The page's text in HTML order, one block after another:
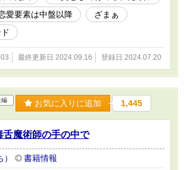
愛要素は中盤以降
ざまぁ
最終更新日 2024.09.16 登録日 2024.07.20
編 お気に入りに追加 1,445
舌魔術師の手の中で
） 書籍情報